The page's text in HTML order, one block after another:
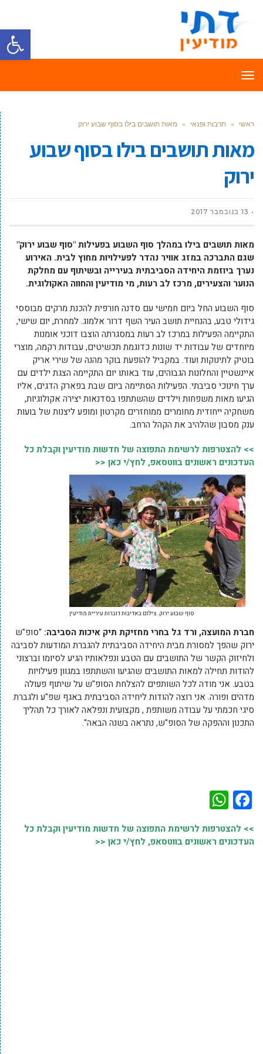
פתח
תפריט
ראשי » תרבות ופנאי » מאות תושבים בילו בסוף שבוע ירוק
מאות תושבים בילו בסוף שבוע
ירוק
13 בנובמבר 2017
מאות תושבים בילו במהלך סוף השבוע בפעילות "סוף שבוע ירוק"
שגם התברכה במזג אוויר נהדר לפעילויות מחוץ לבית. האירוע
נערך ביוזמת היחידה הסביבתית בעירייה ובשיתוף עם מחלקת
הנוער והצעירים, מרכז לב רעות, מי מודיעין והחווה האקולוגית.
סוף השבוע החל ביום חמישי עם סדנה חורפית להכנת מרקים מבוססי
גידולי טבע, בהנחיית תושב העיר השף דרור אלמוג. למחרת, יום שישי,
התקיימה הפעילות במרכז לב רעות במסגרתה הוצבו דוכני אומנות
מיוחדים של עבודות יד שונות כדוגמת תכשיטים, עבודות רקמה, מוצרי
בוטיק לתינוקות ועוד. במקביל להופעת בוקר מהנה של שירי אריק
איינשטיין והחלונות הגבוהים, עוד באותו יום התקיימה הצגת ילדים עם
ערך חינוכי סביבתי. הפעילות הסתיימה ביום שבת בפארק הדגים, אליו
הגיעו מאות משפחות וילדים שהשתתפו בסדנאות יצירה אקולוגיות,
משחקיה ייחודית מחומרים ממוחזרים מקרטון ומופע ליצנות של בועות
ענק מסבון שהלהיב את הקהל הרחב.
>> להצטרפות לרשימת התפוצה של חדשות מודיעין וקבלת כל
העדכונים ראשונים בווטסאפ, לחץ/י כאן <<
סוף שבוע ירוק. צילום באדיבות דוברות עיריית מודיעין
חברת המועצה, ורד גל בחרי מחזיקת תיק איכות הסביבה: "סופ"ש
ירוק שהפך למסורת מבית היחידה הסביבתית להגברת המודעות לסביבה
ולחיזוק הקשר של התושבים עם הטבע ונפלאותיו הגיע לסיומו וברצוני
להודות תחילה למאות התושבים שהגיעו והשתתפו במגוון פעילויות
בטבע. אני מודה לכל השותפים להצלחת הסופ"ש על שיתוף פעולה
מדהים ופורה. אני רוצה להודות ליחידה הסביבתית באגף שפ"ע ולגברת
סיגי חכמתי על עבודה משותפת , מקצועית ונפלאה לאורך כל תהליך
התכנון וההפקה של הסופ"ש, נתראה בשנה הבאה".
Facebook
>> להצטרפות לרשימת התפוצה של חדשות מודיעין וקבלת כל
העדכונים ראשונים בווטסאפ, לחץ/י כאן <<